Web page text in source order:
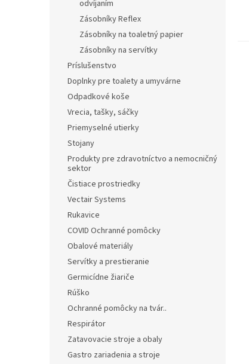
odvíjaním
Zásobníky Reflex
Zásobníky na toaletný papier
Zásobníky na servítky
Príslušenstvo
Doplnky pre toalety a umyvárne
Odpadkové koše
Vrecia, tašky, sáčky
Priemyselné utierky
Stojany
Produkty pre zdravotníctvo a nemocničný
sektor
Čistiace prostriedky
Vectair Systems
Rukavice
COVID Ochranné pomôcky
Obalové materiály
Servítky a prestieranie
Germicídne žiariče
Rúško
Ochranné pomôcky na tvár..
Respirátor
Zatavovacie stroje a obaly
Gastro zariadenia a stroje